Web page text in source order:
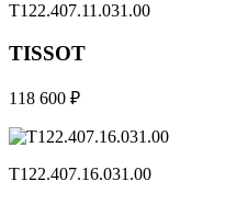
T122.407.11.031.00
TISSOT
118 600 ₽
T122.407.16.031.00